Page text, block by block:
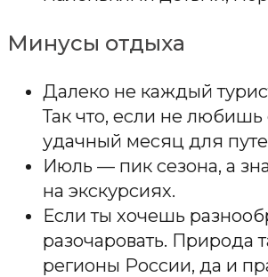
Минусы отдыха
Далеко не каждый
Так что, если не
удачный месяц для
Июль — пик сезона, а
на экскурсиях.
Если ты хочешь
разочаровать. Природа
регионы России, да и